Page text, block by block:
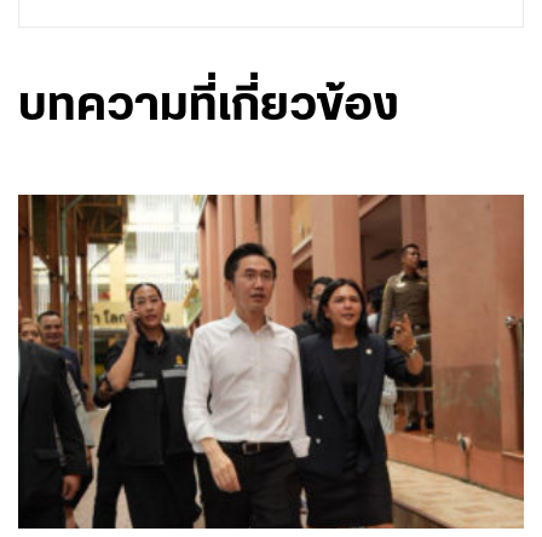
บทความที่เกี่ยวข้อง